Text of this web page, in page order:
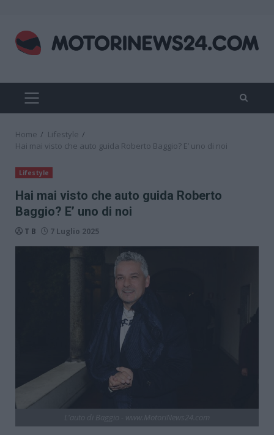
content
PRIMARY
MENU
Home
Lifestyle
Hai mai visto che auto guida Roberto Baggio? E’ uno di noi
Lifestyle
Hai mai visto che auto guida Roberto
Baggio? E’ uno di noi
T B 7 Luglio 2025